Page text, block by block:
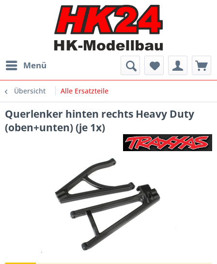
Menü
Übersicht Alle Ersatzteile
Querlenker hinten rechts Heavy Duty
(oben+unten) (je 1x)